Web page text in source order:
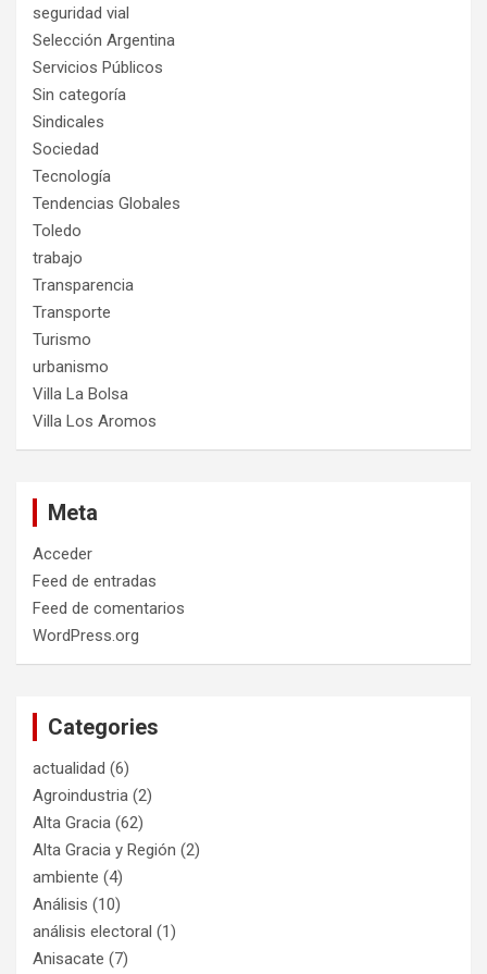
seguridad vial
Selección Argentina
Servicios Públicos
Sin categoría
Sindicales
Sociedad
Tecnología
Tendencias Globales
Toledo
trabajo
Transparencia
Transporte
Turismo
urbanismo
Villa La Bolsa
Villa Los Aromos
Meta
Acceder
Feed de entradas
Feed de comentarios
WordPress.org
Categories
actualidad (6)
Agroindustria (2)
Alta Gracia (62)
Alta Gracia y Región (2)
ambiente (4)
Análisis (10)
análisis electoral (1)
Anisacate (7)